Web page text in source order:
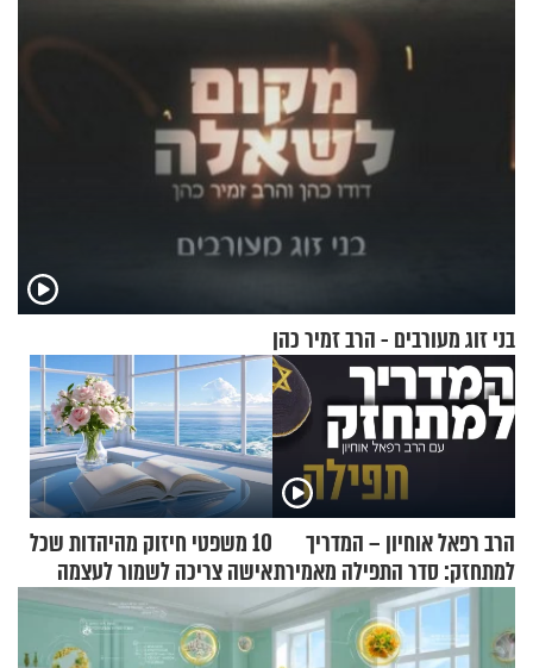
בני זוג מעורבים - הרב זמיר כהן
הרב רפאל אוחיון – המדריך
למתחזק: סדר התפילה מאמירת
הקורבנות ועד קריאת שמע
10 משפטי חיזוק מהיהדות שכל
אישה צריכה לשמור לעצמה